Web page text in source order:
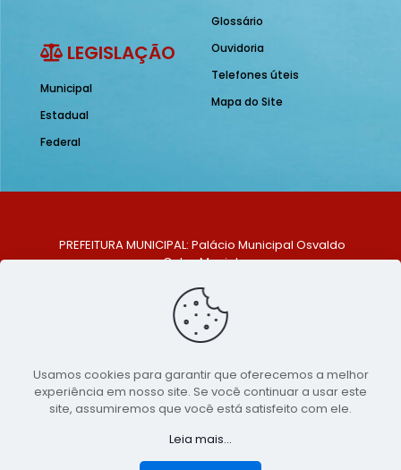
LEGISLAÇÃO
Municipal
Estadual
Federal
Glossário
Ouvidoria
Telefones úteis
Mapa do Site
PREFEITURA MUNICIPAL: Palácio Municipal Osvaldo
Celso Maciel
Centro, São Bento do Una - PE. CEP: 553370-128
TELEFONE: (81) 99548-1569
E-MAIL: ouvidoria@saobentodouna.pe.gov.br
Copyright 2021-2026 - Assessoria de Comunicação da
Prefeitura de São Bento do Una - PE
Página desenvolvida pela agência de
publicidadeLumusWeb - Agência Digital
Usamos cookies para garantir que oferecemos a melhor
experiência em nosso site. Se você continuar a usar este
site, assumiremos que você está satisfeito com ele.
Leia mais...